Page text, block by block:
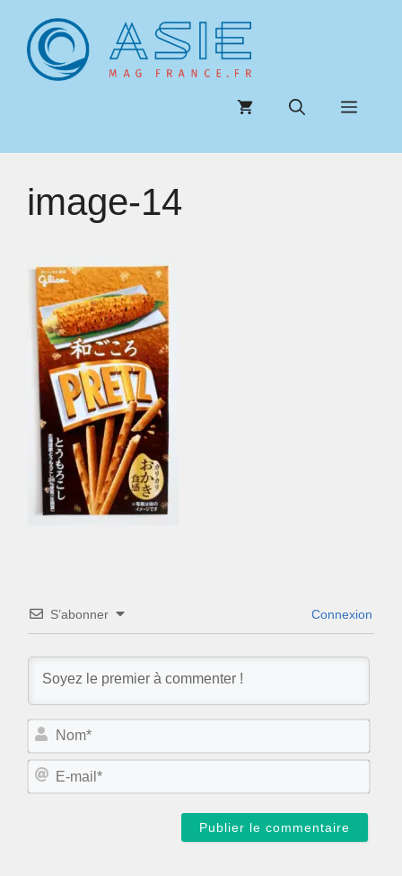
contenu
Menu
image-14
S’abonner Connexion
N
m
E